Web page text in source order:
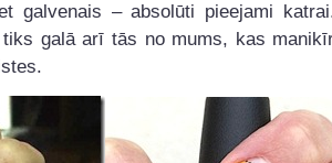
galvenais – absolūti pieejami
galā arī tās no mums, kas